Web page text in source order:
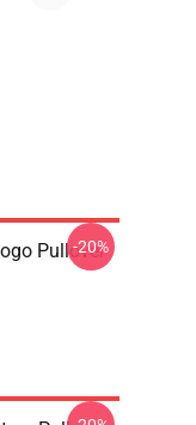
Pullover
-20%